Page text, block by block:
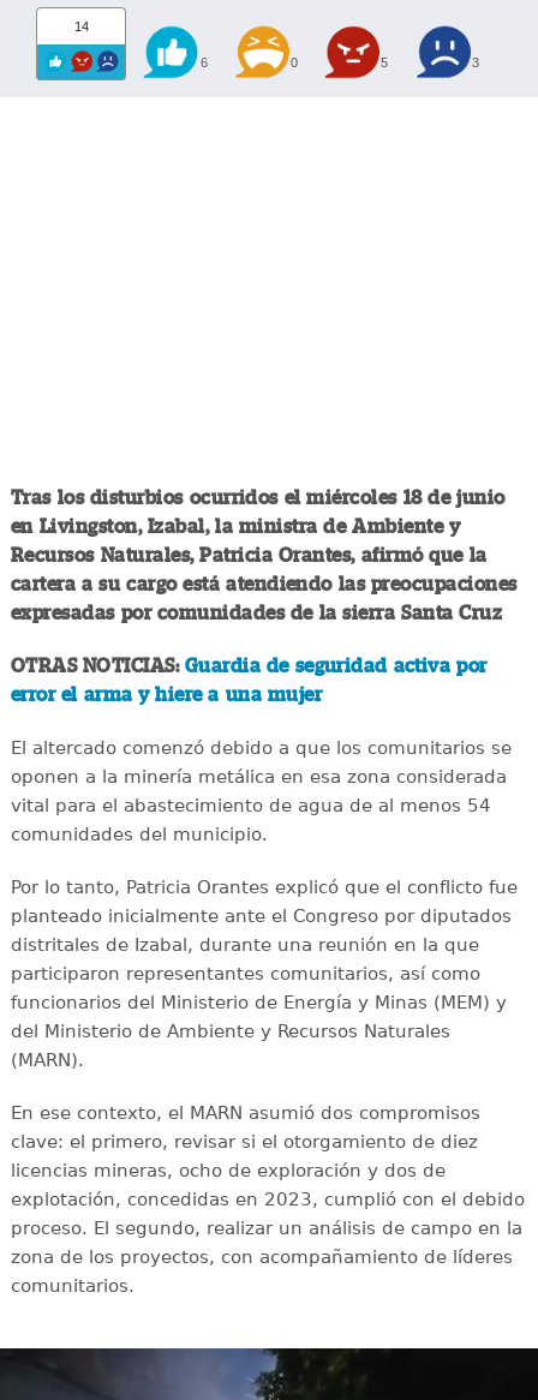
14
6 0 5 3
Tras los disturbios ocurridos el miércoles 18 de junio
en Livingston, Izabal, la ministra de Ambiente y
Recursos Naturales, Patricia Orantes, afirmó que la
cartera a su cargo está atendiendo las preocupaciones
expresadas por comunidades de la sierra Santa Cruz
OTRAS NOTICIAS: Guardia de seguridad activa por
error el arma y hiere a una mujer
El altercado comenzó debido a que los comunitarios se
oponen a la minería metálica en esa zona considerada
vital para el abastecimiento de agua de al menos 54
comunidades del municipio.
Por lo tanto, Patricia Orantes explicó que el conflicto fue
planteado inicialmente ante el Congreso por diputados
distritales de Izabal, durante una reunión en la que
participaron representantes comunitarios, así como
funcionarios del Ministerio de Energía y Minas (MEM) y
del Ministerio de Ambiente y Recursos Naturales
(MARN).
En ese contexto, el MARN asumió dos compromisos
clave: el primero, revisar si el otorgamiento de diez
licencias mineras, ocho de exploración y dos de
explotación, concedidas en 2023, cumplió con el debido
proceso. El segundo, realizar un análisis de campo en la
zona de los proyectos, con acompañamiento de líderes
comunitarios.